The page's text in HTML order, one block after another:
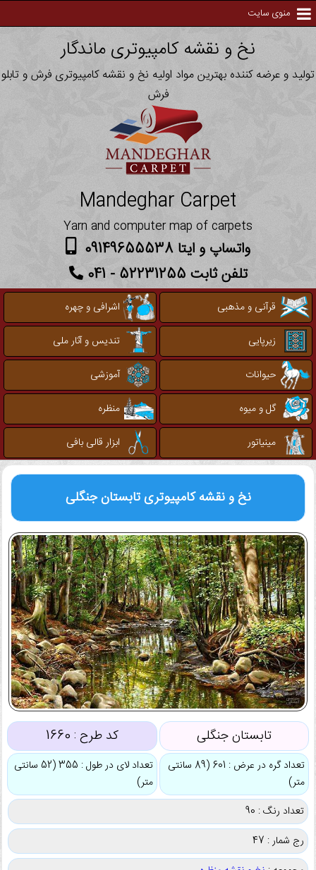
منوی سایت
نخ و نقشه کامپیوتری ماندگار
تولید و عرضه کننده بهترین مواد اولیه نخ و نقشه کامپیوتری فرش و تابلو
فرش
Mandeghar Carpet
Yarn and computer map of carpets
واتساپ و ایتا 09149655538
تلفن ثابت 52231255 - 041
قرآنی و مذهبی
اشرافی و چهره
زیرپایی
تندیس و آثار ملی
حیوانات
آموزشی
گل و میوه
منظره
مینیاتور
ابزار قالی بافی
نخ و نقشه کامپیوتریتابستان جنگلی
تابستان جنگلی کد طرح : 1660
تعداد گره در عرض : 601 (89 سانتی
متر)
تعداد لای در طول : 355 (52 سانتی
متر)
تعداد رنگ : 90
رج شمار : 47